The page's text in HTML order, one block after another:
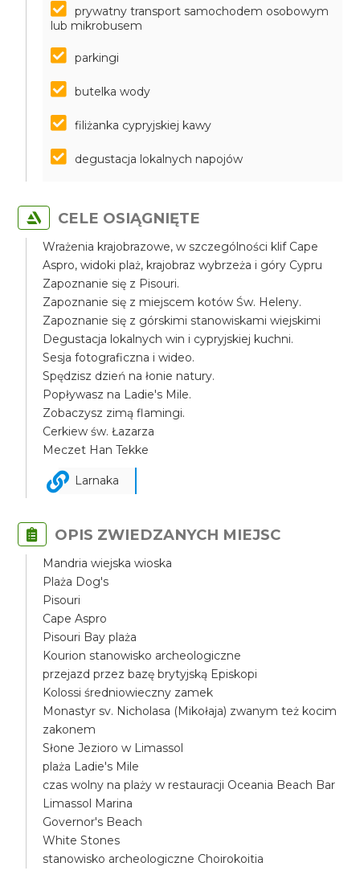
prywatny transport samochodem osobowym
lub mikrobusem
parkingi
butelka wody
filiżanka cypryjskiej kawy
degustacja lokalnych napojów
CELE OSIĄGNIĘTE
Wrażenia krajobrazowe, w szczególności klif Cape
Aspro, widoki plaż, krajobraz wybrzeża i góry Cypru
Zapoznanie się z Pisouri.
Zapoznanie się z miejscem kotów Św. Heleny.
Zapoznanie się z górskimi stanowiskami wiejskimi
Degustacja lokalnych win i cypryjskiej kuchni.
Sesja fotograficzna i wideo.
Spędzisz dzień na łonie natury.
Popływasz na Ladie's Mile.
Zobaczysz zimą flamingi.
Cerkiew św. Łazarza
Meczet Han Tekke
Larnaka
OPIS ZWIEDZANYCH MIEJSC
Mandria wiejska wioska
Plaża Dog's
Pisouri
Cape Aspro
Pisouri Bay plaża
Kourion stanowisko archeologiczne
przejazd przez bazę brytyjską Episkopi
Kolossi średniowieczny zamek
Monastyr sv. Nicholasa (Mikołaja) zwanym też kocim
zakonem
Słone Jezioro w Limassol
plaża Ladie's Mile
czas wolny na plaży w restauracji Oceania Beach Bar
Limassol Marina
Governor's Beach
White Stones
stanowisko archeologiczne Choirokoitia